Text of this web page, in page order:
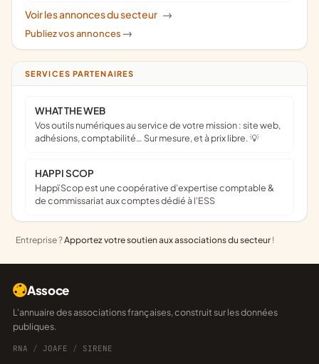
Voir les annonces du secteur ->
Publiez vos annonces ->
SERVICES PARTENAIRES
WHAT THE WEB
Vos outils numériques au service de votre mission : site web,
adhésions, comptabilité… Sur mesure, et à prix libre. 💡
HAPPI SCOP
Happï Scop est une coopérative d’expertise comptable &
de commissariat aux comptes dédié à l'ESS
Entreprise ?Apportez votre soutien aux associations du secteur !
Assoce
L'annuaire des associations françaises, construit sur les données
publiques.
RNA / JOAFE / SIRENE